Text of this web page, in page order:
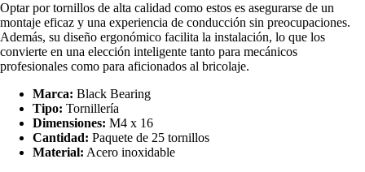
Optar por tornillos de alta calidad como estos es asegurarse de un
montaje eficaz y una experiencia de conducción sin preocupaciones.
Además, su diseño ergonómico facilita la instalación, lo que los
convierte en una elección inteligente tanto para mecánicos
profesionales como para aficionados al bricolaje.
Marca: Black Bearing
Tipo: Tornillería
Dimensiones: M4 x 16
Cantidad: Paquete de 25 tornillos
Material: Acero inoxidable